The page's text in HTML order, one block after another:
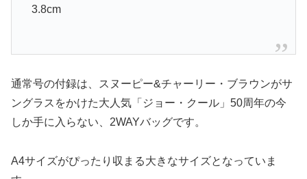
3.8cm
通常号の付録は、スヌーピー&チャーリー・ブラウンがサ
ングラスをかけた大人気「ジョー・クール」50周年の今
しか手に入らない、2WAYバッグです。
A4サイズがぴったり収まる大きなサイズとなっていま